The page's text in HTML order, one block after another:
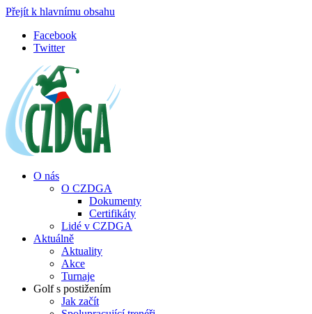
Přejít k hlavnímu obsahu
Facebook
Twitter
O nás
O CZDGA
Dokumenty
Certifikáty
Lidé v CZDGA
Aktuálně
Aktuality
Akce
Turnaje
Golf s postižením
Jak začít